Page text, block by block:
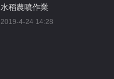
水稻農噴作業
2019-4-24 14:28